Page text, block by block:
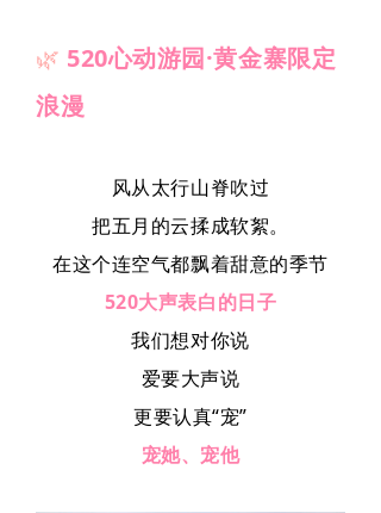
加入我们
联系我们
民族风情园
🌿 520心动游园·黄金寨限定
浪漫
风从太行山脊吹过
把五月的云揉成软絮。
在这个连空气都飘着甜意的季节
520大声表白的日子
我们想对你说
爱要大声说
更要认真“宠”
宠她、宠他